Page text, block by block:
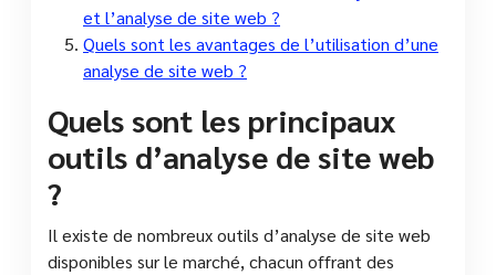
et l’analyse de site web ?
Quels sont les avantages de l’utilisation d’une
analyse de site web ?
Quels sont les principaux
outils d’analyse de site web
?
Il existe de nombreux outils d’analyse de site web
disponibles sur le marché, chacun offrant des